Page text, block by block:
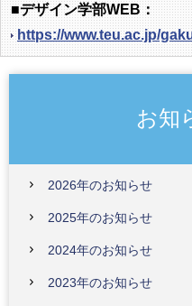
■デザイン学部WEB：
https://www.teu.ac.jp/
お知
2026年のお知らせ
2025年のお知らせ
2024年のお知らせ
2023年のお知らせ